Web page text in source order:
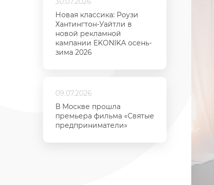
Новая классика: Роузи
Хантингтон-Уайтли в
новой рекламной
кампании EKONIKA осень-
зима 2026
09.07.2026
В Москве прошла
премьера фильма «Святые
предприниматели»